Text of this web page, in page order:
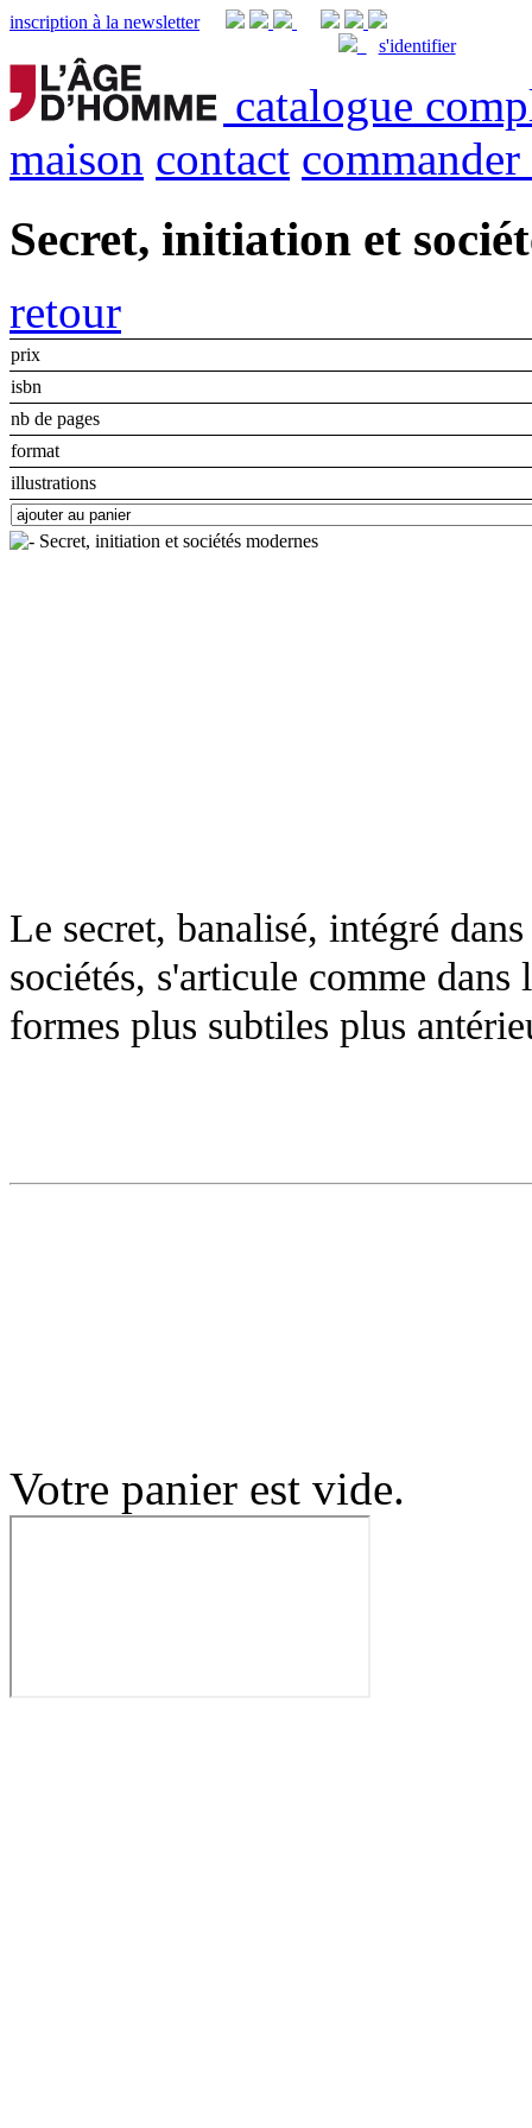
inscription à la newsletter
s'identifier
catalogue
maison contact commander
Secret, initiation et
retour
prix
isbn
nb de pages
format
illustrations
Le secret, banalisé, intégré
sociétés, s'articule comme dans
formes plus subtiles plus
Votre panier est vide.